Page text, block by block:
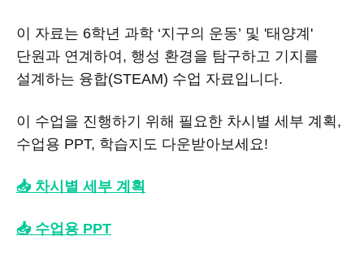
이 자료는 6학년 과학 ‘지구의 운동’ 및 '태양계'
단원과 연계하여, 행성 환경을 탐구하고 기지를
설계하는 융합(STEAM) 수업 자료입니다.
이 수업을 진행하기 위해 필요한 차시별 세부 계획,
수업용 PPT, 학습지도 다운받아보세요!
📥 차시별 세부 계획
📥 수업용 PPT